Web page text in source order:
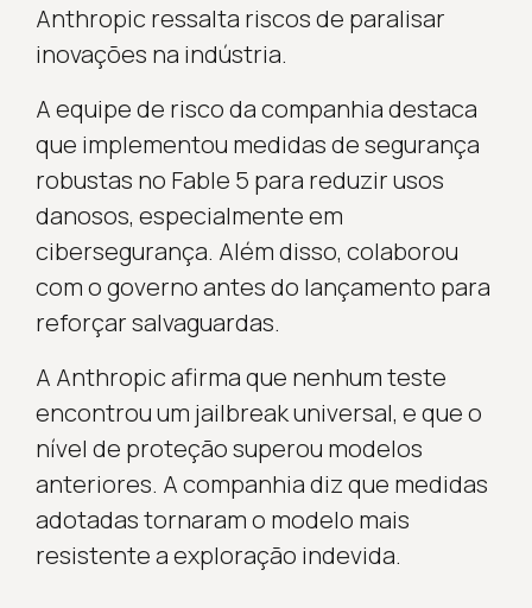
Anthropic ressalta riscos de paralisar
inovações na indústria.
A equipe de risco da companhia destaca
que implementou medidas de segurança
robustas no Fable 5 para reduzir usos
danosos, especialmente em
cibersegurança. Além disso, colaborou
com o governo antes do lançamento para
reforçar salvaguardas.
A Anthropic afirma que nenhum teste
encontrou um jailbreak universal, e que o
nível de proteção superou modelos
anteriores. A companhia diz que medidas
adotadas tornaram o modelo mais
resistente a exploração indevida.